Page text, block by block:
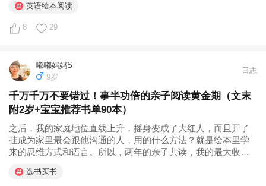
英语绘本阅读
8 29
嘟嘟妈妈S
9岁
日志
千万千万不要错过！事半功倍的亲子阅读黄金期（文末
附2岁+宝宝推荐书单90本）
之后，我的家庭地位直线上升，摇身变成了大红人，而且开了
挂成为家里最会跟他沟通的人，用的什么方法？就是绘本里学
来的思维方式和语言。所以，两年的亲子共读，我的最大收获
多，咱们回到文章标题中的话题，什么是亲子阅读最黄金期的
选书买书